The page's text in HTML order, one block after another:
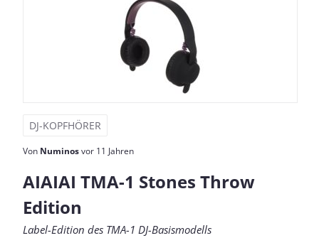
DJ-KOPFHÖRER
Von Numinosvor 11 Jahren
AIAIAI TMA-1 Stones Throw
Edition
Label-Edition des TMA-1 DJ-Basismodells